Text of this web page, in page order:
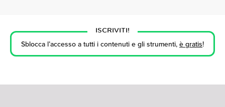
ISCRIVITI!
Sblocca l’accesso a tutti i contenuti e gli strumenti,è gratis!